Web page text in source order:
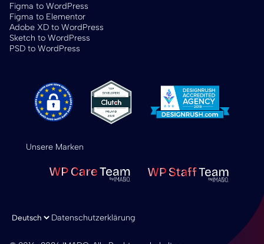
Figma to WordPress
Figma to Elementor
Adobe XD to WordPress
Sketch to WordPress
PSD to WordPress
Unsere Marken
Sprache auswählen
Datenschutzerklärung